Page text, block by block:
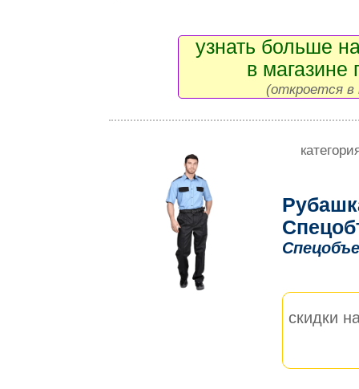
узнать больше
в магазине
(откроется в
скидки